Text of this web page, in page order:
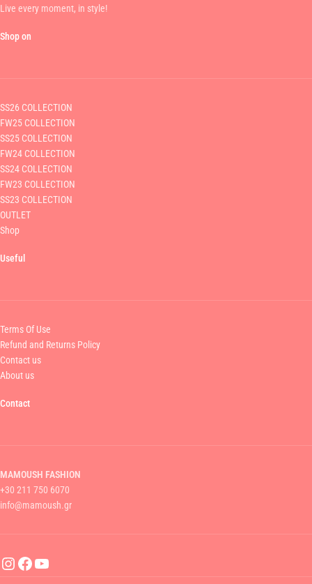
Live every moment, in style!
Shop on
SS26 COLLECTION
FW25 COLLECTION
SS25 COLLECTION
FW24 COLLECTION
SS24 COLLECTION
FW23 COLLECTION
SS23 COLLECTION
OUTLET
Shop
Useful
Terms Of Use
Refund and Returns Policy
Contact us
About us
Contact
MAMOUSH FASHION
+30 211 750 6070
info@mamoush.gr